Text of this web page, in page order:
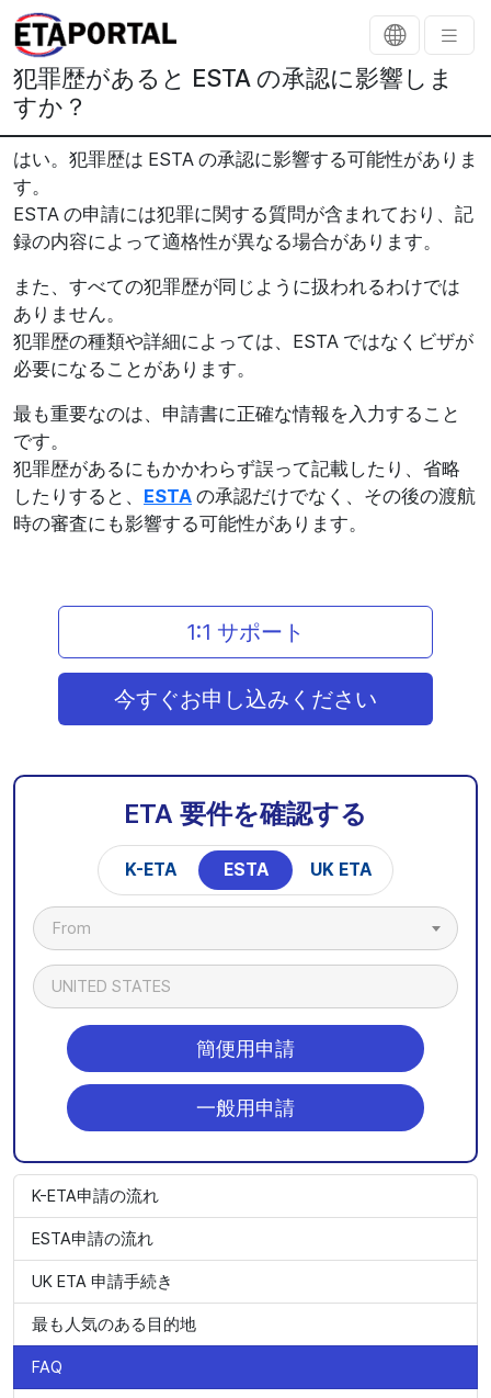
犯罪歴があると ESTA の承認に影響しま
すか？
はい。犯罪歴は ESTA の承認に影響する可能性がありま
す。
ESTA の申請には犯罪に関する質問が含まれており、記
録の内容によって適格性が異なる場合があります。
また、すべての犯罪歴が同じように扱われるわけでは
ありません。
犯罪歴の種類や詳細によっては、ESTA ではなくビザが
必要になることがあります。
最も重要なのは、申請書に正確な情報を入力すること
です。
犯罪歴があるにもかかわらず誤って記載したり、省略
したりすると、 ESTA の承認だけでなく、その後の渡航
時の審査にも影響する可能性があります。
1:1 サポート
今すぐお申し込みください
ETA 要件を確認する
K-ETA ESTA UK ETA
From
UNITED STATES
簡便用申請
一般用申請
K-ETA申請の流れ
ESTA申請の流れ
UK ETA 申請手続き
最も人気のある目的地
FAQ